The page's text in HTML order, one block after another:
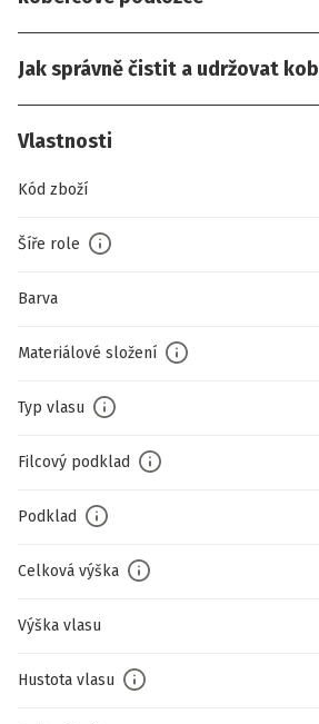
Jak správně čistit a udržovat
Vlastnosti
Kód zboží
Šíře role
Barva
Materiálové složení
Typ vlasu
Filcový podklad
Podklad
Celková výška
Výška vlasu
Hustota vlasu